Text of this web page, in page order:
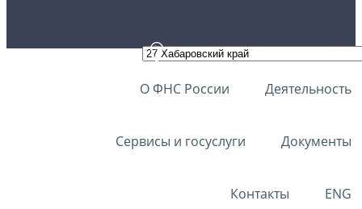
О ФНС России Деятельность
Сервисы и госуслуги Документы
Контакты ENG